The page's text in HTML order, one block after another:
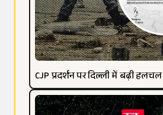
CJP प्रदर्शन पर दिल्ली में बढ़ी हलचल